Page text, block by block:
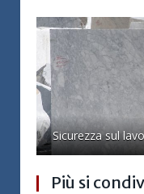
Sicurezza sul
Più si